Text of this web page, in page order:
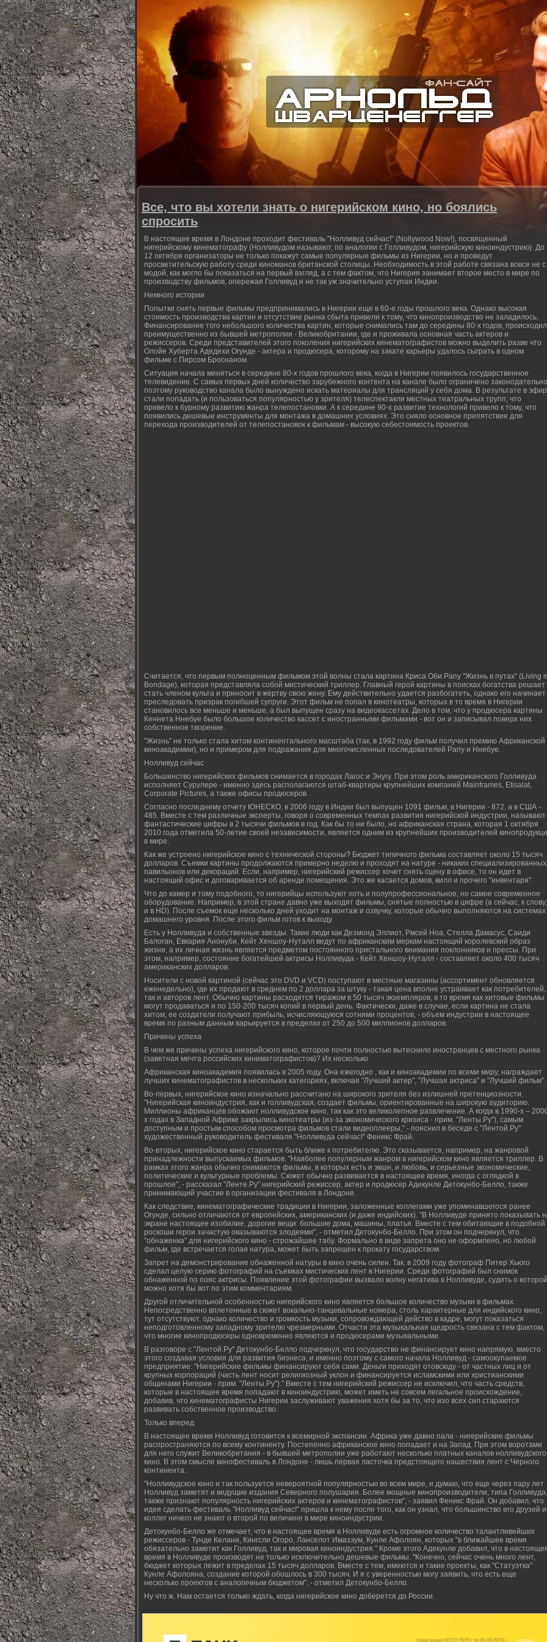
Все, что вы хотели знать о нигерийском кино, но боялись
спросить
В настоящее время в Лондоне проходит фестиваль "Нолливуд сейчас!" (Nollywood Now!), посвященный
нигерийскому кинематографу (Нолливудом называют, по аналогии с Голливудом, нигерийскую киноиндустрию). До
12 октября организаторы не только покажут самые популярные фильмы из Нигерии, но и проведут
просветительскую работу среди киноманов британской столицы. Необходимость в этой работе связана вовсе не с
модой, как могло бы показаться на первый взгляд, а с тем фактом, что Нигерия занимает второе место в мире по
производству фильмов, опережая Голливуд и не так уж значительно уступая Индии.
Немного истории
Попытки снять первые фильмы предпринимались в Нигерии еще в 60-е годы прошлого века. Однако высокая
стоимость производства картин и отсутствие рынка сбыта привели к тому, что кинопроизводство не заладилось.
Финансирование того небольшого количества картин, которые снимались там до середины 80-х годов,
преимущественно из бывшей метрополии - Великобритании, где и проживала основная часть актеров и
режиссеров. Среди представителей этого поколения нигерийских кинематографистов можно выделить разве что
Олойе Хуберта Адедехи Огунде - актера и продюсера, которому на закате карьеры удалось сыграть в одном
фильме с Пирсом Броснаном.
Ситуация начала меняться в середине 80-х годов прошлого века, когда в Нигерии появилось государственное
телевидение. С самых первых дней количество зарубежного контента на канале было ограничено
поэтому руководство канала было вынуждено искать материалы для трансляций у себя дома. В результате в эфир
стали попадать (и пользоваться популярностью у зрителя) телеспектакли местных театральных трупп, что
привело к бурному развитию жанра телепостановки. А к середине 90-х развитие технологий привело к тому, что
появились дешевые инструменты для монтажа в домашних условиях. Это сняло основное препятствие для
перехода производителей от телепостановок к фильмам - высокую себестоимость проектов.
Считается, что первым полноценным фильмом этой волны стала картина Криса Оби Рапу "Жизнь в путах" (Living
Bondage), которая представляла собой мистический триллер. Главный герой картины в поисках богатства решает
стать членом культа и приносит в жертву свою жену. Ему действительно удается разбогатеть, однако его начинает
преследовать призрак погибшей супруги. Этот фильм не попал в кинотеатры, которых в то время в Нигерии
становилось все меньше и меньше, а был выпущен сразу на видеокассетах. Дело в том, что у продюсера картины
Кеннета Ннебуе было большое количество кассет с иностранными фильмами - вот он и записывал поверх них
собственное творение.
"Жизнь" не только стала хитом континентального масштаба (так, в 1992 году фильм получил премию Африканской
киноакадемии), но и примером для подражания для многочисленных последователей Рапу и Ннебуе.
Нолливуд сейчас
Большинство нигерийских фильмов снимается в городах Лагос и Энугу. При этом роль американского Голливуда
исполняет Сурулере - именно здесь располагаются штаб-квартиры крупнейших компаний Mainframes, Etisalat,
Corporate Pictures, а также офисы продюсеров.
Согласно последнему отчету ЮНЕСКО, в 2006 году в Индии был выпущен 1091 фильм, в Нигерии - 872, а в США -
485. Вместе с тем различные эксперты, говоря о современных темпах развития нигерийской индустрии, называют
фантастические цифры в 2 тысячи фильмов в год. Как бы то ни было, но африканская страна, которая 1 октября
2010 года отметила 50-летие своей независимости, является одним из крупнейших производителей
в мире.
Как же устроено нигерийское кино с технической стороны? Бюджет типичного фильма составляет около 15 тысяч
долларов. Съемки картины продолжаются примерно неделю и проходят на натуре - никаких специализированных
павильонов или декораций. Если, например, нигерийский режиссер хочет снять сцену в офисе, то он идет в
настоящий офис и договаривается об аренде помещения. Это же касается домов, вилл и прочего "инвентаря".
Что до камер и тому подобного, то нигерийцы используют хоть и полупрофессиональное, но самое современное
оборудование. Например, в этой стране давно уже выходят фильмы, снятые полностью в цифре (а сейчас, к слову,
и в HD). После съемок еще несколько дней уходит на монтаж и озвучку, которые обычно выполняются на системах
домашнего уровня. После этого фильм готов к выходу.
Есть у Нолливуда и собственные звезды. Такие люди как Дезмонд Эллиот, Рмсей Ноа, Стелла Дамасус, Саиди
Балоган, Евкария Анонуби, Кейт Хеншоу-Нуталл ведут по африканским меркам настоящий королевский образ
жизни, а их личная жизнь является предметом постоянного пристального внимания поклонников и прессы. При
этом, например, состояние богатейшей актрисы Нолливуда - Кейт Хеншоу-Нуталл - составляет около 400 тысяч
американских долларов.
Носители с новой картиной (сейчас это DVD и VCD) поступают в местные магазины (ассортимент обновляется
еженедельно), где их продают в среднем по 2 доллара за штуку - такая цена вполне устраивает как потребителей,
так и авторов лент. Обычно картины расходятся тиражом в 50 тысяч экземпляров, в то время как хитовые фильмы
могут продаваться и по 150-200 тысяч копий в первый день. Фактически, даже в случае, если картина не стала
хитом, ее создатели получают прибыль, исчисляющуюся сотнями процентов, - объем индустрии в настоящее
время по разным данным варьируется в пределах от 250 до 500 миллионов долларов.
Причины успеха
В чем же причины успеха нигерийского кино, которое почти полностью вытеснило иностранцев с местного рынка
(заветная мечта российских кинематографистов)? Их несколько.
Африканская киноакадемия появилась в 2005 году. Она ежегодно , как и киноакадемии по всеми миру, награждает
лучших кинематографистов в нескольких категориях, включая "Лучший актер", "Лучшая актриса" и "Лучший фильм".
Во-первых, нигерийское кино изначально рассчитано на широкого зрителя без излишней претенциозности.
"Нигерийская киноиндустрия, как и голливудская, создает фильмы, ориентированные на широкую аудиторию.
Миллионы африканцев обожают нолливудское кино, так как это великолепное развлечение. А когда в 1990-х –
х годах в Западной Африке закрылись кинотеатры (из-за экономического кризиса - прим. "Ленты.Ру"), самым
доступным и простым способом просмотра фильмов стали видеоплееры," - пояснил в беседе с "Лентой.Ру"
художественный руководитель фестиваля "Нолливуда сейчас!" Феникс Фрай.
Во-вторых, нигерийское кино старается быть ближе к потребителю. Это сказывается, например, на жанровой
принадлежности выпускаемых фильмов. "Наиболее популярным жанром в нигерийском кино является триллер. В
рамках этого жанра обычно снимаются фильмы, в которых есть и экшн, и любовь, и серьезные экономические,
политические и культурные проблемы. Сюжет обычно развивается в настоящее время, иногда с оглядкой в
прошлое", - рассказал "Ленте.Ру" нигерийский режиссер, актер и продюсер Адекунле Детокунбо-Белло, также
принимающий участие в организации фестиваля в Лондоне.
Как следствие, кинематографические традиции в Нигерии, заложенные коллегами уже упоминавшегося ранее
Огунде, сильно отличаются от европейских, американских (и даже индийских). "В Нолливуде принято показывать
экране настоящее изобилие, дорогие вещи: большие дома, машины, платья. Вместе с тем обитающие в подобной
роскоши герои зачастую оказываются злодеями", - отметил Детокунбо-Белло. При этом он подчеркнул, что
"обнаженка" для нигерийского кино - строжайшее табу. Формально в виде запрета оно не оформлено, но любой
фильм, где встречается голая натура, может быть запрещен к прокату государством.
Запрет на демонстрирование обнаженной натуры в кино очень силен. Так, в 2009 году фотограф Питер Хьюго
сделал целую серию фотографий на съемках мистических лент в Нигерии. Среди фотографий был снимок
обнаженной по пояс актрисы. Появление этой фотографии вызвало волну негатива в Нолливуде, судить о которой
можно хотя бы вот по этим комментариям.
Другой отличительной особенностью нигерийского кино является большое количество музыки в фильмах.
Непосредственно вплетенные в сюжет вокально-танцевальные номера, столь характерные для индийского кино,
тут отсутствуют, однако количество и громкость музыки, сопровождающей действо в кадре, могут показаться
неподготовленному западному зрителю чрезмерными. Отчасти эта музыкальная щедрость связана с тем фактом,
что многие кинопродюсеры одновременно являются и продюсерами музыкальными.
В разговоре с "Лентой.Ру" Детокунбо-Белло подчеркнул, что государство не финансирует кино напрямую, вместо
этого создавая условия для развития бизнеса, и именно поэтому с самого начала Нолливуд - самоокупаемое
предприятие: "Нигерийские фильмы финансируют себя сами. Деньги приходят отовсюду - от частных лиц и от
крупных корпораций (часть лент носит религиозный уклон и финансируется исламскими или христианскими
общинами Нигерии - прим. "Ленты.Ру")." Вместе с тем нигерийский режиссер не исключил, что часть средств,
которые в настоящее время попадают в киноиндустрию, может иметь не совсем легальное происхождение,
добавив, что кинематографисты Нигерии заслуживают уважения хотя бы за то, что изо всех сил стараются
развивать собственное производство.
Только вперед
В настоящее время Нолливуд готовится к всемирной экспансии. Африка уже давно пала - нигерийские фильмы
распространяются по всему континенту. Постепенно африканское кино попадает и на Запад. При этом воротами
для него служит Великобритания - в бывшей метрополии уже работают несколько платных каналов нолливудского
кино. В этом смысле кинофестиваль в Лондоне - лишь первая ласточка предстоящего нашествия лент с Черного
континента.
"Нолливудское кино и так пользуется невероятной популярностью во всем мире, и думаю, что еще через пару лет
Нолливуд заметят и ведущие издания Северного полушария. Более мощные кинопроизводители, типа Голливуда,
также признают популярность нигерийских актеров и кинематографистов", - заявил Феникс Фрай. Он добавил, что
идея сделать фестиваль "Нолливуд сейчас!" пришла к нему после того, как он узнал, что большинство его друзей и
коллег ничего не знают о второй по величине в мире киноиндустрии.
Детокунбо-Белло же отмечает, что в настоящее время в Нолливуде есть огромное количество талантливейших
режиссеров - Тунде Келани, Кингсли Огоро, Ланселот Имазэум, Кунле Афолоян, которых "в ближайшее время
обязательно заметит как Голливуд, так и мировая киноиндустрия." Кроме этого Адекунле добавил, что в
время в Нолливуде производят не только исключительно дешевые фильмы. "Конечно, сейчас очень много лент,
бюджет которых лежит в пределах 15 тысяч долларов. Вместе с тем, имеются и такие проекты, как "Статуэтка"
Кунле Афолояна, создание которой обошлось в 300 тысяч. И я с уверенностью могу заявить, что есть еще
несколько проектов с аналогичным бюджетом", - отметил Детокунбо-Белло.
Ну что ж. Нам остается только ждать, когда нигерийское кино доберется до России.